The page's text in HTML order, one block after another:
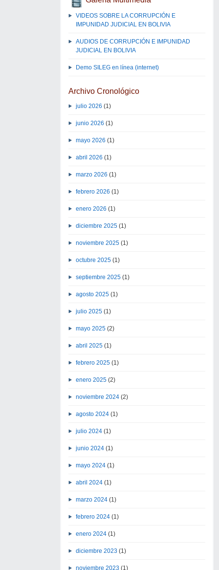
VIDEOS SOBRE LA CORRUPCIÓN E
IMPUNIDAD JUDICIAL EN BOLIVIA
AUDIOS DE CORRUPCIÓN E IMPUNIDAD
JUDICIAL EN BOLIVIA
Demo SILEG en línea (internet)
Archivo Cronológico
julio 2026 (1)
junio 2026 (1)
mayo 2026 (1)
abril 2026 (1)
marzo 2026 (1)
febrero 2026 (1)
enero 2026 (1)
diciembre 2025(1)
noviembre 2025(1)
octubre 2025(1)
septiembre 2025(1)
agosto 2025(1)
julio 2025(1)
mayo 2025(2)
abril 2025(1)
febrero 2025(1)
enero 2025(2)
noviembre 2024(2)
agosto 2024(1)
julio 2024(1)
junio 2024(1)
mayo 2024(1)
abril 2024(1)
marzo 2024(1)
febrero 2024(1)
enero 2024(1)
diciembre 2023 (1)
noviembre 2023 (1)